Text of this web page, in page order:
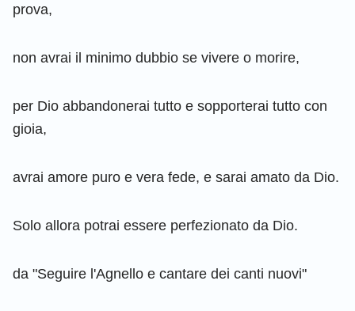
prova,
non avrai il minimo dubbio se vivere o morire,
per Dio abbandonerai tutto e sopporterai tutto con
gioia,
avrai amore puro e vera fede, e sarai amato da Dio.
Solo allora potrai essere perfezionato da Dio.
da "Seguire l'Agnello e cantare dei canti nuovi"